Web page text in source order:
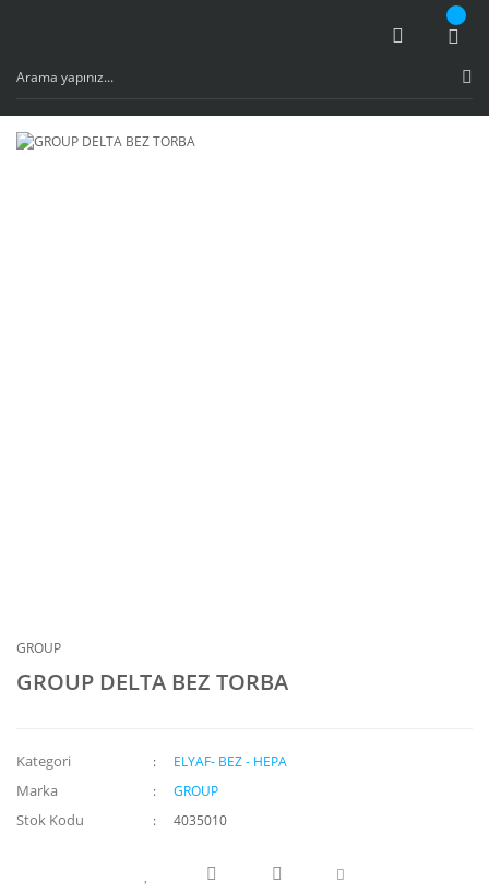
GROUP
GROUP DELTA BEZ TORBA
Kategori ELYAF- BEZ - HEPA
Marka GROUP
Stok Kodu 4035010